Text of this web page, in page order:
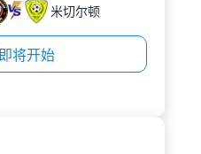
米切尔顿
即将开始